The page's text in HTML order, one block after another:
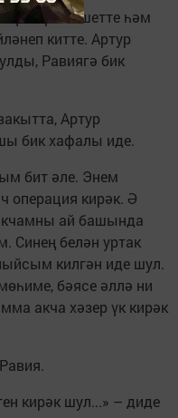
сүзләрне ишетте һәм
китте. Артур
Равиягә бик
Артур
бик хафалы иде.
бит әле. Энем
операция кирәк. Ә
ай башында
Синең белән уртак
килгән иде шул.
бәясе әллә ни
акча хәзер үк кирәк
кирәк шул...» – диде